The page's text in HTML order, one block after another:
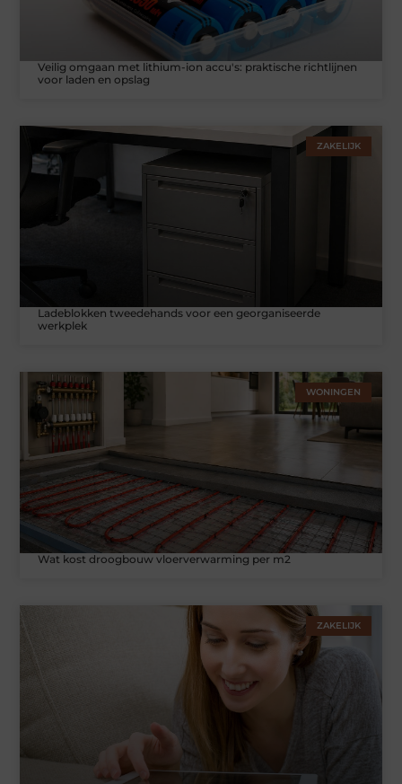
Veilig omgaan met lithium-ion accu's: praktische richtlijnen
voor laden en opslag
ZAKELIJK
Ladeblokken tweedehands voor een georganiseerde
werkplek
WONINGEN
Wat kost droogbouw vloerverwarming per m2
ZAKELIJK